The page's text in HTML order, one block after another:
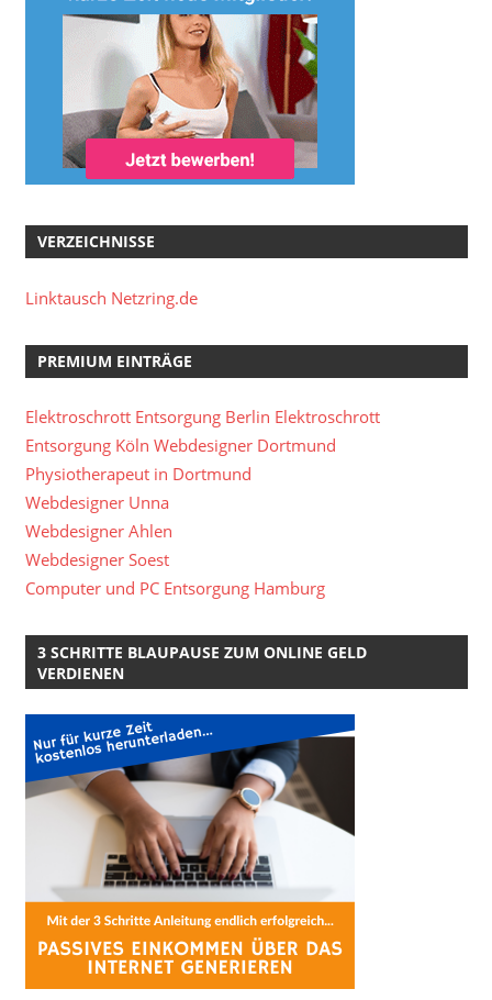
VERZEICHNISSE
Linktausch Netzring.de
PREMIUM EINTRÄGE
Elektroschrott Entsorgung Berlin Elektroschrott
Entsorgung Köln Webdesigner Dortmund
Physiotherapeut in Dortmund
Webdesigner Unna
Webdesigner Ahlen
Webdesigner Soest
Computer und PC Entsorgung Hamburg
3 SCHRITTE BLAUPAUSE ZUM ONLINE GELD
VERDIENEN